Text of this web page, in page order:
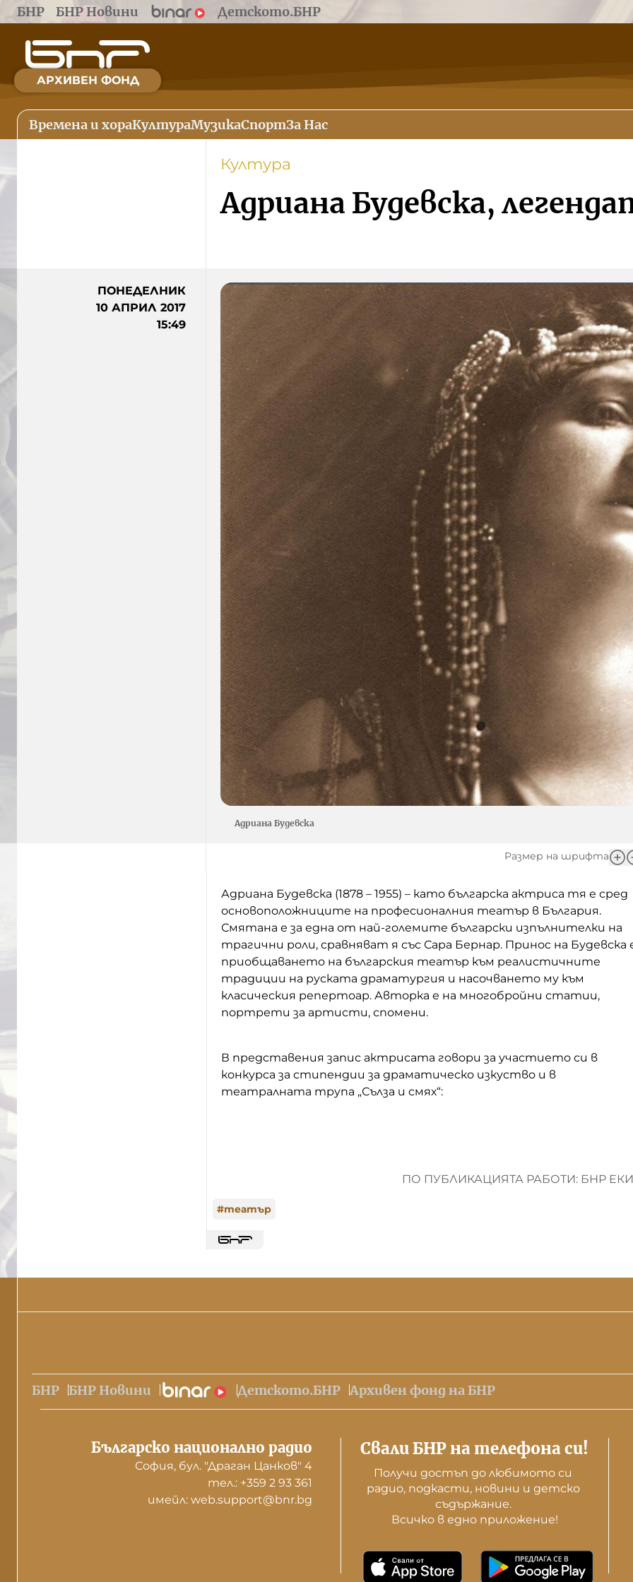
БНР БНР Новини Детското.БНР
АРХИВЕН ФОНД
Времена и хораКултураМузикаСпортЗа Нас
Култура
Адриана Будевска,
ПОНЕДЕЛНИК
10 АПРИЛ 2017
15:49
Адриана Будевска
Размер на шрифта
Адриана Будевска (1878 – 1955) – като българска актриса тя е сред
основоположниците на професионалния театър в България.
Смятана е за една от най-големите български изпълнителки на
трагични роли, сравняват я със Сара Бернар. Принос на Будевска
приобщаването на българския театър към реалистичните
традиции на руската драматургия и насочването му към
класическия репертоар. Авторка е на многобройни статии,
портрети за артисти, спомени.
В представения запис актрисата говори за участието си в
конкурса за стипендии за драматическо изкуство и в
театралната трупа „Сълза и смях“:
ПО ПУБЛИКАЦИЯТА РАБОТИ: БНР
#театър
БНР БНР Новини Детското.БНР Архивен фонд на БНР
Българско национално радио
София, бул. "Драган Цанков" 4
тел.: +359 2 93 361
имейл: web.support@bnr.bg
Свали БНР на телефона си!
Получи достъп до любимото си
радио, подкасти, новини и детско
съдържание.
Всичко в едно приложение!